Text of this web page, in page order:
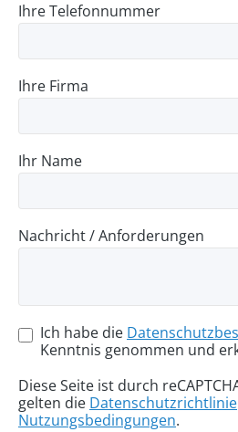
Ihre Telefonnummer
Ihre Firma
Ihr Name
Nachricht / Anforderungen
Ich habe die
Kenntnis genommen und
Diese Seite ist durch
gelten die Datenschutzrichtlinie
Nutzungsbedingungen.